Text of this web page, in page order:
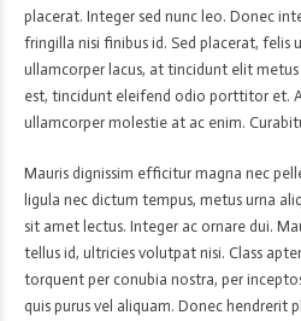
placerat. Integer sed nunc leo. Donec
fringilla nisi finibus id. Sed placerat, felis
ullamcorper lacus, at tincidunt elit metus
est, tincidunt eleifend odio porttitor et.
ullamcorper molestie at ac enim.
Mauris dignissim efficitur magna nec
ligula nec dictum tempus, metus urna
sit amet lectus. Integer ac ornare dui.
tellus id, ultricies volutpat nisi. Class
torquent per conubia nostra, per
quis purus vel aliquam. Donec hendrerit